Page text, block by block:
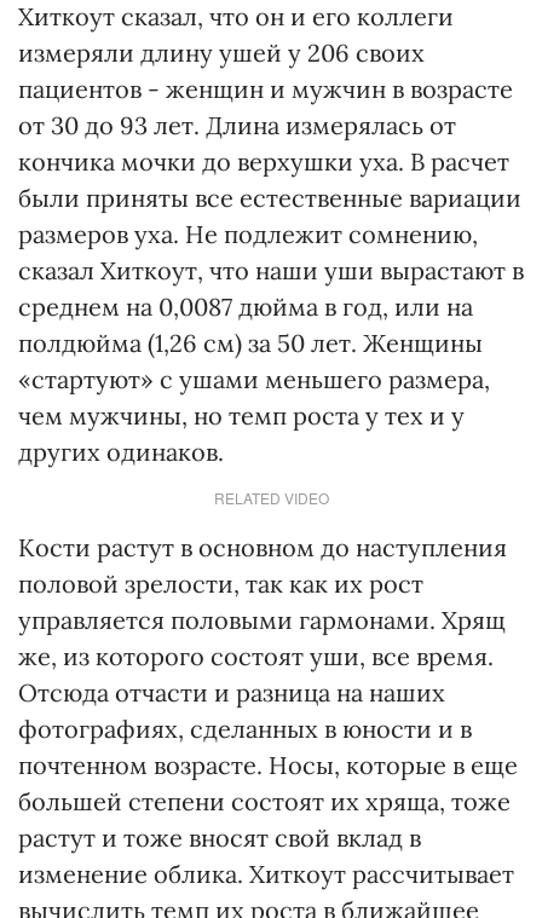
Хиткоут сказал, что он и его коллеги
измеряли длину ушей у 206 своих
пациентов - женщин и мужчин в возрасте
от 30 до 93 лет. Длина измерялась от
кончика мочки до верхушки уха. В расчет
были приняты все естественные вариации
размеров уха. Не подлежит сомнению,
сказал Хиткоут, что наши уши вырастают в
среднем на 0,0087 дюйма в год, или на
полдюйма (1,26 см) за 50 лет. Женщины
«стартуют» с ушами меньшего размера,
чем мужчины, но темп роста у тех и у
других одинаков.
RELATED VIDEO
Кости растут в основном до наступления
половой зрелости, так как их рост
управляется половыми гармонами. Хрящ
же, из которого состоят уши, все время.
Отсюда отчасти и разница на наших
фотографиях, сделанных в юности и в
почтенном возрасте. Носы, которые в еще
большей степени состоят их хряща, тоже
растут и тоже вносят свой вклад в
изменение облика. Хиткоут рассчитывает
вычислить темп их роста в ближайшее